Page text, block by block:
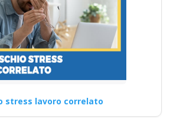
Continua
stress lavoro correlato